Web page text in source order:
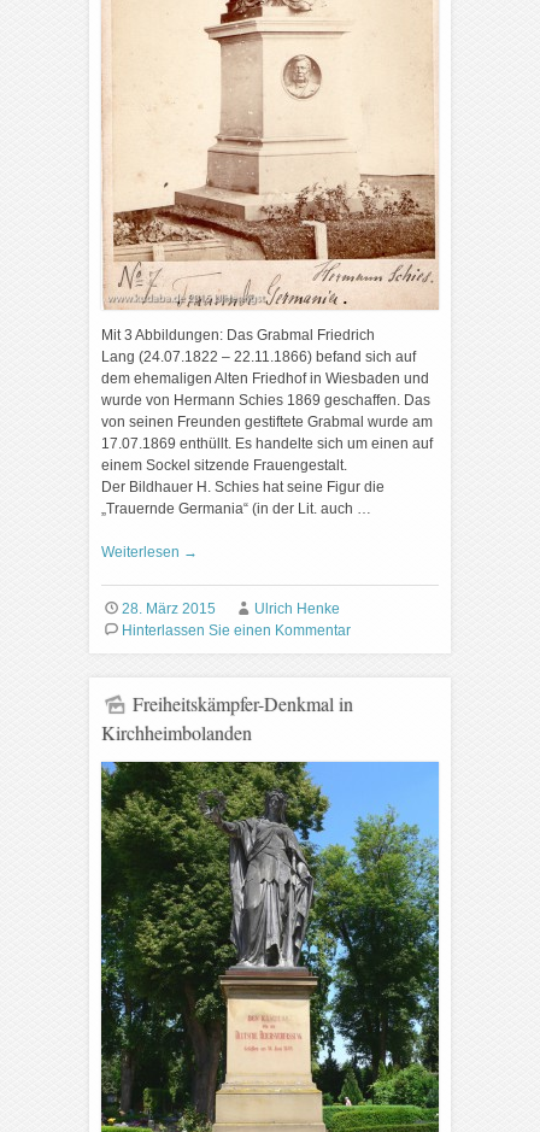
Mit 3 Abbildungen: Das Grabmal Friedrich
Lang (24.07.1822 – 22.11.1866) befand sich auf
dem ehemaligen Alten Friedhof in Wiesbaden und
wurde von Hermann Schies 1869 geschaffen. Das
von seinen Freunden gestiftete Grabmal wurde am
17.07.1869 enthüllt. Es handelte sich um einen auf
einem Sockel sitzende Frauengestalt.
Der Bildhauer H. Schies hat seine Figur die
„Trauernde Germania“ (in der Lit. auch …
Weiterlesen →
28. März 2015
Ulrich Henke
Hinterlassen Sie einen Kommentar
Freiheitskämpfer-Denkmal in
Kirchheimbolanden